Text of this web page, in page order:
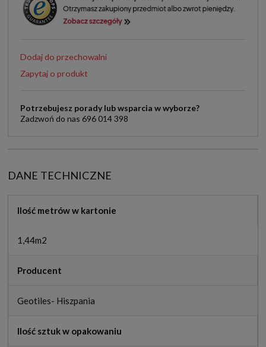
Dodaj do przechowalni
Zapytaj o produkt
Potrzebujesz porady lub wsparcia w wyborze?
Zadzwoń do nas 696 014 398
DANE TECHNICZNE
Ilość metrów w kartonie
1,44m2
Producent
Geotiles- Hiszpania
Ilość sztuk w opakowaniu